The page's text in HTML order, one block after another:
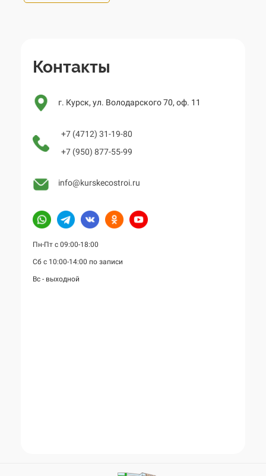
Контакты
г. Курск, ул. Володарского 70, оф. 11
+7 (4712) 31-19-80
+7 (950) 877-55-99
info@kurskecostroi.ru
Пн-Пт с 09:00-18:00
Сб с 10:00-14:00 по записи
Вс - выходной